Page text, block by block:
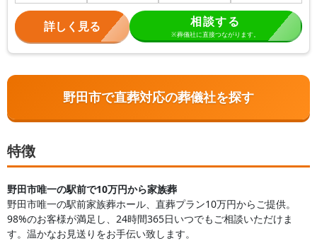
詳しく見る 相談する
※葬儀社に直接つながります。
野田市で直葬対応の葬儀社を探す
特徴
野田市唯一の駅前で10万円から家族葬
野田市唯一の駅前家族葬ホール、直葬プラン10万円からご提供。
98%のお客様が満足し、24時間365日いつでもご相談いただけま
す。温かなお見送りをお手伝い致します。